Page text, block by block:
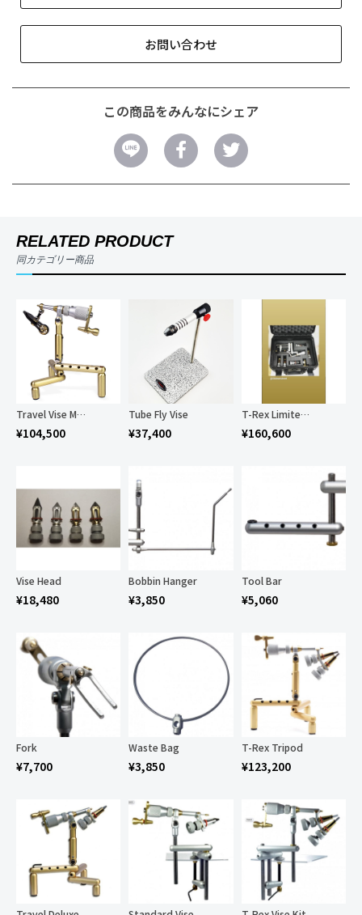
お問い合わせ
この商品をみんなにシェア
RELATED PRODUCT
同カテゴリー商品
Travel Vise Magic
¥104,500
Tube Fly Vise
¥37,400
T-Rex Limited Deluxe “Full Monty” Edition
¥160,600
Vise Head
¥18,480
Bobbin Hanger
¥3,850
Tool Bar
¥5,060
Fork
¥7,700
Waste Bag
¥3,850
T-Rex Tripod
¥123,200